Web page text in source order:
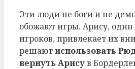
Эти люди не боги и не
обожают игры. Арису,
игроков, привлекает их
решаютиспользовать
вернуть Арисув